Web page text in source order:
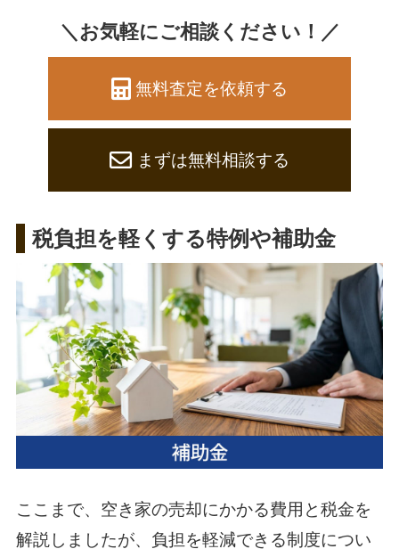
＼お気軽にご相談ください！／
無料査定を依頼する
まずは無料相談する
税負担を軽くする特例や補助金
ここまで、空き家の売却にかかる費用と税金を
解説しましたが、負担を軽減できる制度につい